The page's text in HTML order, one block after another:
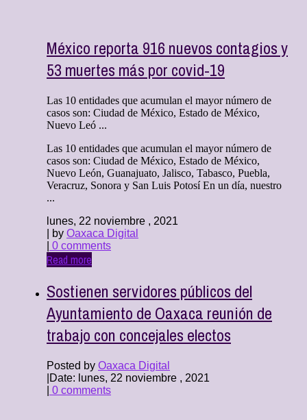
México reporta 916 nuevos contagios y
53 muertes más por covid-19
Las 10 entidades que acumulan el mayor número de
casos son: Ciudad de México, Estado de México,
Nuevo Leó ...
Las 10 entidades que acumulan el mayor número de
casos son: Ciudad de México, Estado de México,
Nuevo León, Guanajuato, Jalisco, Tabasco, Puebla,
Veracruz, Sonora y San Luis Potosí En un día, nuestro
...
lunes, 22 noviembre , 2021
| by Oaxaca Digital
0 comments
Read more
Sostienen servidores públicos del
Ayuntamiento de Oaxaca reunión de
trabajo con concejales electos
Posted by Oaxaca Digital
Date: lunes, 22 noviembre , 2021
0 comments